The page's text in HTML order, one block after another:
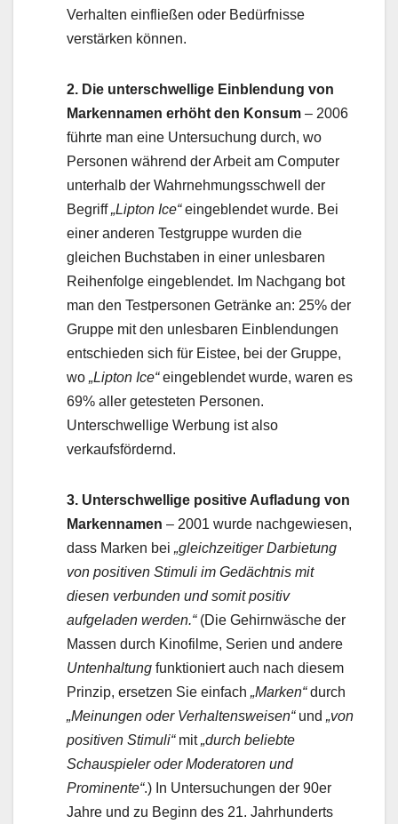
Verhalten einfließen oder Bedürfnisse
verstärken können.
2. Die unterschwellige Einblendung von
Markennamen erhöht den Konsum – 2006
führte man eine Untersuchung durch, wo
Personen während der Arbeit am Computer
unterhalb der Wahrnehmungsschwell der
Begriff„Lipton Ice“eingeblendet wurde. Bei
einer anderen Testgruppe wurden die
gleichen Buchstaben in einer unlesbaren
Reihenfolge eingeblendet. Im Nachgang bot
man den Testpersonen Getränke an: 25% der
Gruppe mit den unlesbaren Einblendungen
entschieden sich für Eistee, bei der Gruppe,
wo „Lipton Ice“eingeblendet wurde, waren es
69% aller getesteten Personen.
Unterschwellige Werbung ist also
verkaufsfördernd.
3. Unterschwellige positive Aufladung von
Markennamen – 2001 wurde nachgewiesen,
dass Marken bei „gleichzeitiger Darbietung
von positiven Stimuli im Gedächtnis mit
diesen verbunden und somit positiv
aufgeladen werden.“(Die Gehirnwäsche der
Massen durch Kinofilme, Serien und andere
Untenhaltung funktioniert auch nach diesem
Prinzip, ersetzen Sie einfach „Marken“durch
„Meinungen oder Verhaltensweisen“und „von
positiven Stimuli“mit„durch beliebte
Schauspieler oder Moderatoren und
Prominente“.) In Untersuchungen der 90er
Jahre und zu Beginn des 21. Jahrhunderts